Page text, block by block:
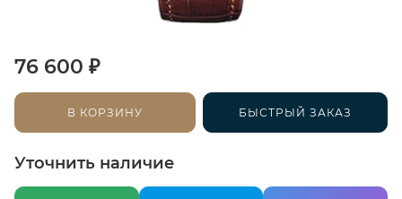
76 600 ₽
В КОРЗИНУ БЫСТРЫЙ ЗАКАЗ
Уточнить наличие